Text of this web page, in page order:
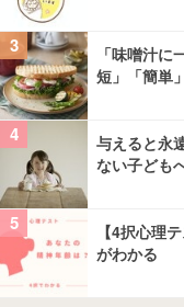
3
「味噌汁
短」「簡単
4
与えると永
ない子ども
5
【4択心理
がわかる